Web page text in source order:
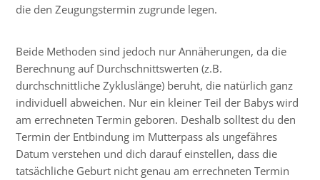
die den Zeugungstermin zugrunde legen.
Beide Methoden sind jedoch nur Annäherungen, da die
Berechnung auf Durchschnittswerten (z.B.
durchschnittliche Zykluslänge) beruht, die natürlich ganz
individuell abweichen. Nur ein kleiner Teil der Babys wird
am errechneten Termin geboren. Deshalb solltest du den
Termin der Entbindung im Mutterpass als ungefähres
Datum verstehen und dich darauf einstellen, dass die
tatsächliche Geburt nicht genau am errechneten Termin